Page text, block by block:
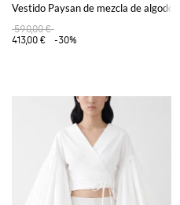
Vestido Paysan de mezcla de algodón
590,00 €
413,00 €
-30%